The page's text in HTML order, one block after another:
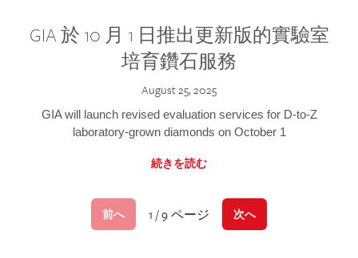
GIA 於 10 月 1 日推出更新版的實驗室
培育鑽石服務
August 25, 2025
GIA will launch revised evaluation services for D-to-Z
laboratory-grown diamonds on October 1
続きを読む
前へ 1 / 9 ページ 次へ